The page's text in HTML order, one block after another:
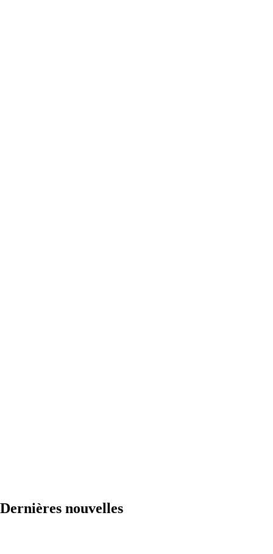
Dernières nouvelles